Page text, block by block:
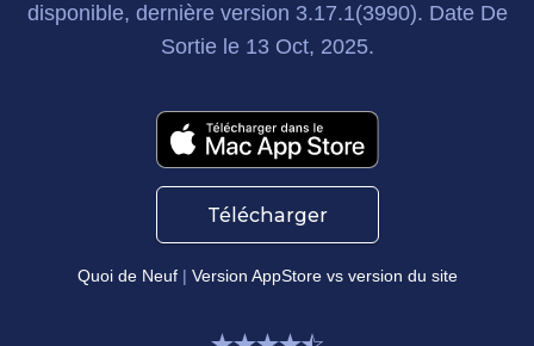
disponible, dernière version 3.17.1(3990). Date De
Sortie le 13 Oct, 2025.
Télécharger
Quoi de Neuf| Version AppStore vs version du site